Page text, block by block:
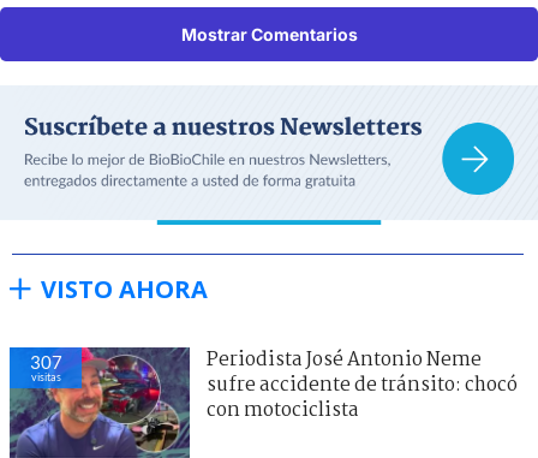
Mostrar Comentarios
VISTO AHORA
307
visitas
Periodista José Antonio Neme
sufre accidente de tránsito: chocó
con motociclista